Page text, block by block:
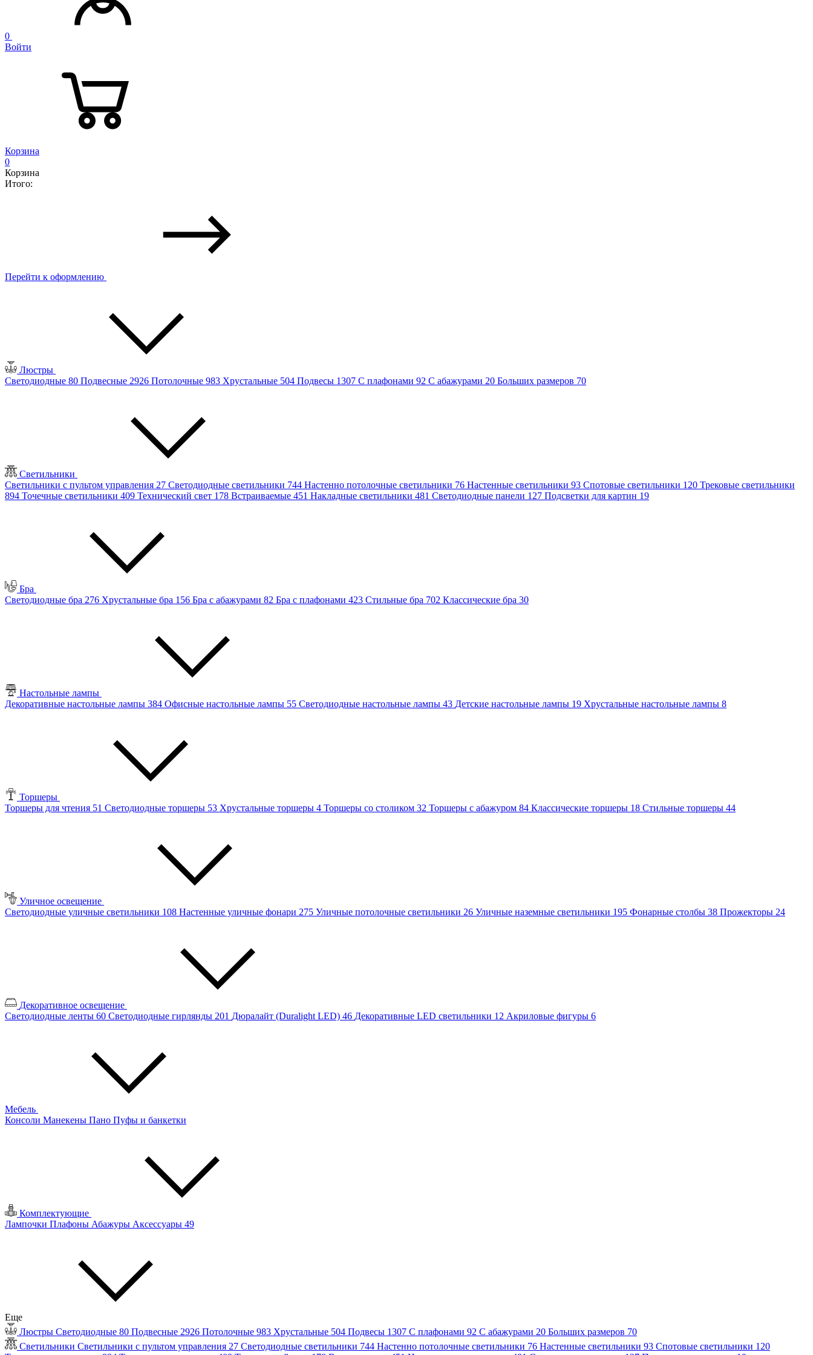
0
Войти
Корзина
0
Корзина
Итого:
Перейти к оформлению
Люстры
Светодиодные 80 Подвесные 2926 Потолочные 983 Хрустальные 504 Подвесы 1307 С плафонами 92 С абажурами 20 Больших размеров 70
Светильники
Светильники с пультом управления 27 Светодиодные светильники 744 Настенно потолочные светильники 76 Настенные светильники 93 Спотовые светильники 120 Трековые светильники
894 Точечные светильники 409 Технический свет 178 Встраиваемые 451 Накладные светильники 481 Светодиодные панели 127 Подсветки для картин 19
Бра
Светодиодные бра 276 Хрустальные бра 156 Бра с абажурами 82 Бра с плафонами 423 Стильные бра 702 Классические бра 30
Настольные лампы
Декоративные настольные лампы 384 Офисные настольные лампы 55 Светодиодные настольные лампы 43 Детские настольные лампы 19 Хрустальные настольные лампы 8
Торшеры
Торшеры для чтения 51 Светодиодные торшеры 53 Хрустальные торшеры 4 Торшеры со столиком 32 Торшеры с абажуром 84 Классические торшеры 18 Стильные торшеры 44
Уличное освещение
Светодиодные уличные светильники 108 Настенные уличные фонари 275 Уличные потолочные светильники 26 Уличные наземные светильники 195 Фонарные столбы 38 Прожекторы 24
Декоративное освещение
Светодиодные ленты 60 Светодиодные гирлянды 201 Дюралайт (Duralight LED) 46 Декоративные LED светильники 12 Акриловые фигуры 6
Мебель
Консоли Манекены Пано Пуфы и банкетки
Комплектующие
Лампочки Плафоны Абажуры Аксессуары 49
Еще
Люстры Светодиодные 80 Подвесные 2926 Потолочные 983 Хрустальные 504 Подвесы 1307 С плафонами 92 С абажурами 20 Больших размеров 70
Светильники Светильники с пультом управления 27 Светодиодные светильники 744 Настенно потолочные светильники 76 Настенные светильники 93 Спотовые светильники 120